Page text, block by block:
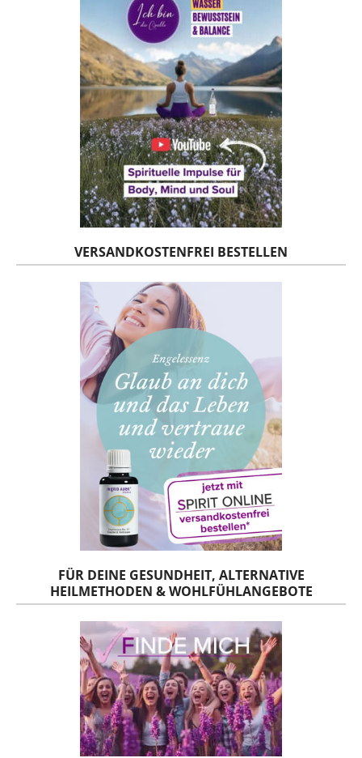
VERSANDKOSTENFREI BESTELLEN
FÜR DEINE GESUNDHEIT, ALTERNATIVE
HEILMETHODEN & WOHLFÜHLANGEBOTE